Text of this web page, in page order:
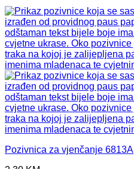
Pozivnica za vjenčanje 6813A